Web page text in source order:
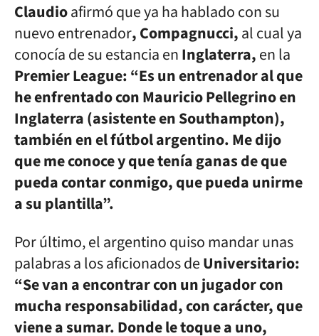
Claudioafirmó que ya ha hablado con su
nuevo entrenador, Compagnucci,al cual ya
conocía de su estancia enInglaterra,en la
Premier League: “Es un entrenador al que
he enfrentado con Mauricio Pellegrino en
Inglaterra (asistente en Southampton),
también en el fútbol argentino. Me dijo
que me conoce y que tenía ganas de que
pueda contar conmigo, que pueda unirme
a su plantilla”.
Por último, el argentino quiso mandar unas
palabras a los aficionados deUniversitario:
“Se van a encontrar con un jugador con
mucha responsabilidad, con carácter, que
viene a sumar. Donde le toque a uno,